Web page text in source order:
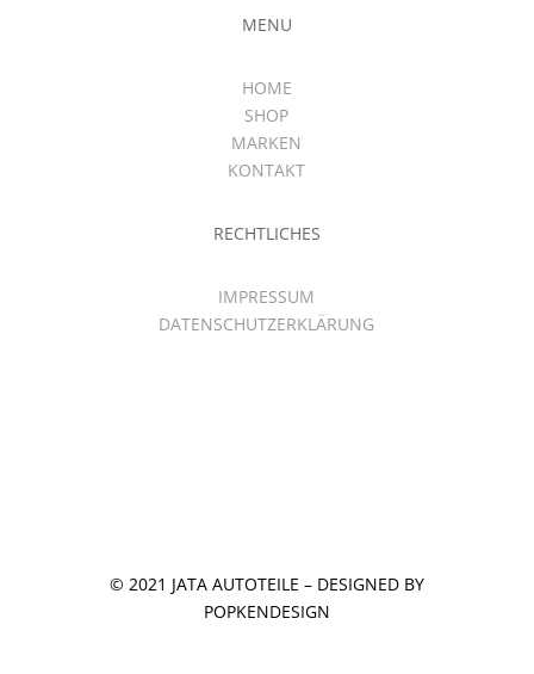
MENU
HOME
SHOP
MARKEN
KONTAKT
RECHTLICHES
IMPRESSUM
DATENSCHUTZERKLÄRUNG
© 2021 JATA AUTOTEILE – DESIGNED BY
POPKENDESIGN